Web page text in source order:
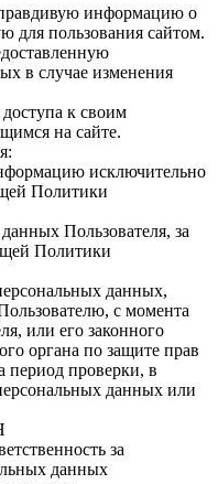
информацию о
для пользования сайтом.
в случае изменения
к своим
на сайте.
исключительно
Политики
Пользователя, за
Политики
данных,
с момента
или его законного
органа по защите прав
период проверки, в
данных или
за
данных